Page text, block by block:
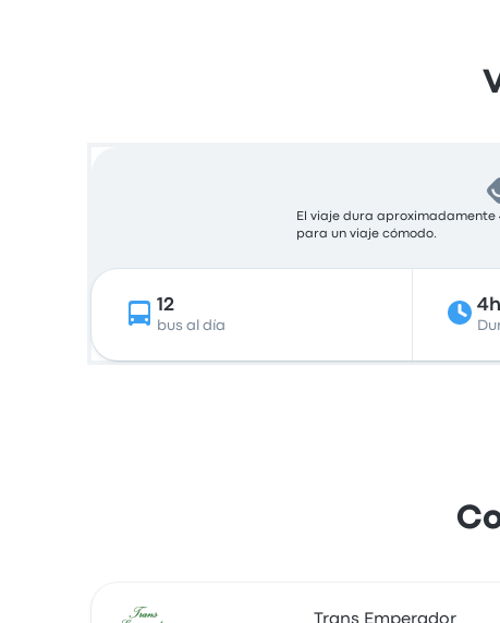
El viaje dura
para un viaje cómodo.
12
bus al día
4h
Trans Emperador